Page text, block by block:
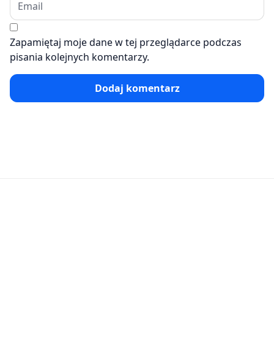
Zapamiętaj moje dane w tej przeglądarce podczas
pisania kolejnych komentarzy.
Dodaj komentarz